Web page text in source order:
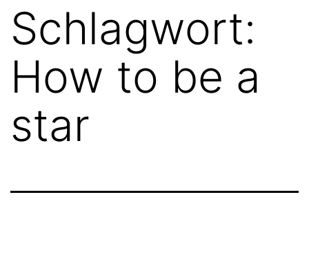
Schlagwort:
How to be a
star